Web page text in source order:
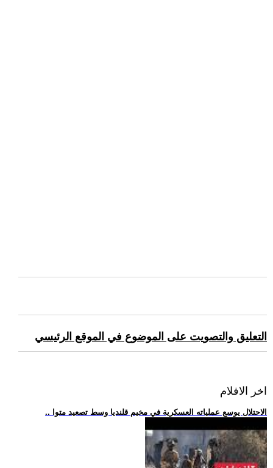
التعليق والتصويت على الموضوع في الموقع الرئيسي
اخر الافلام
.. الاحتلال يوسع عملياته العسكرية في مخيم قلنديا وسط تصعيد متوا